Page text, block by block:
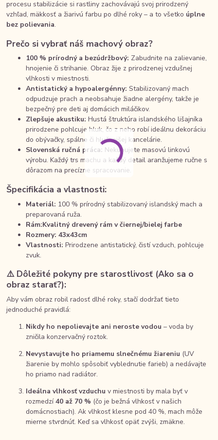
procesu stabilizácie si rastliny zachovávajú svoj prirodzený
vzhľad, mäkkosť a žiarivú farbu po dlhé roky – a to všetko úplne
bez polievania.
Prečo si vybrať náš machový obraz?
100 % prírodný a bezúdržbový: Zabudnite na zalievanie,
hnojenie či strihanie. Obraz žije z prirodzenej vzdušnej
vlhkosti v miestnosti.
Antistatický a hypoalergénny: Stabilizovaný mach
odpudzuje prach a neobsahuje žiadne alergény, takže je
bezpečný pre deti aj domácich miláčikov.
Zlepšuje akustiku: Hustá štruktúra islandského lišajníka
prirodzene pohlcuje hluk, čo z neho robí ideálnu dekoráciu
do obývačky, spálne či hlučnejšej kancelárie.
Slovenská ručná práca: Nekupujete masovú linkovú
výrobu. Každý trs machu a každý detail aranžujeme ručne s
dôrazom na precízne spracovanie.
Špecifikácia a vlastnosti:
Materiál: 100 % prírodný stabilizovaný islandský mach a
preparovaná ruža.
Rám:Kvalitný drevený rám v čiernej/bielej farbe
Rozmery: 43x43cm
Vlastnosti: Prirodzene antistatický, čistí vzduch, pohlcuje
zvuk.
⚠️ Dôležité pokyny pre starostlivosť (Ako sa o
obraz starať?):
Aby vám obraz robil radosť dlhé roky, stačí dodržať tieto
jednoduché pravidlá:
Nikdy ho nepolievajte ani neroste vodou – voda by
zničila konzervačný roztok.
Nevystavujte ho priamemu slnečnému žiareniu (UV
žiarenie by mohlo spôsobiť vyblednutie farieb) a nedávajte
ho priamo nad radiátor.
Ideálna vlhkosť vzduchu v miestnosti by mala byť v
rozmedzí40 až 70 % (čo je bežná vlhkosť v našich
domácnostiach). Ak vlhkosť klesne pod 40 %, mach môže
mierne stvrdnúť. Keď sa vlhkosť opäť zvýši, zmäkne.